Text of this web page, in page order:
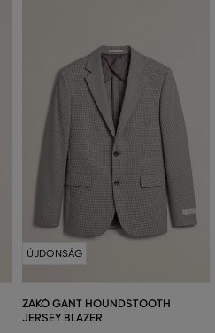
ÚJDONSÁG
ZAKÓ GANT HOUNDSTOOTH
JERSEY BLAZER